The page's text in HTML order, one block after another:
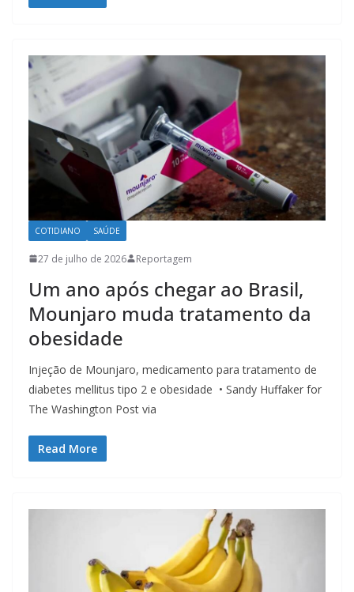
COTIDIANO SAÚDE
27 de julho de 2026 Reportagem
Um ano após chegar ao Brasil,
Mounjaro muda tratamento da
obesidade
Injeção de Mounjaro, medicamento para tratamento de
diabetes mellitus tipo 2 e obesidade • Sandy Huffaker for
The Washington Post via
Read More